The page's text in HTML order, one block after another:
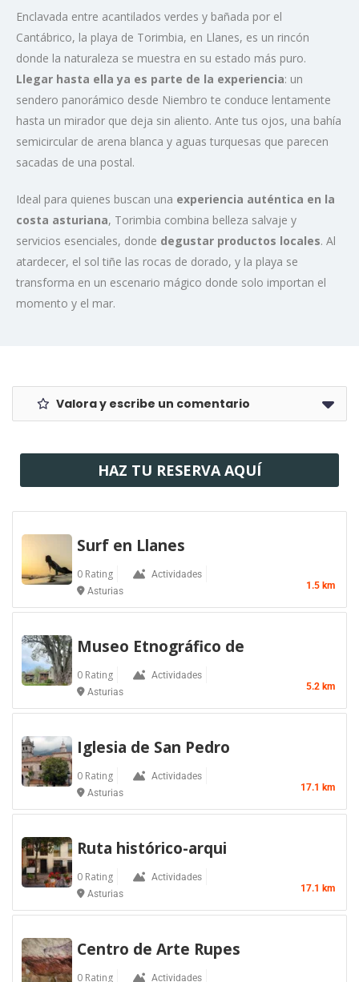
Enclavada entre acantilados verdes y bañada por el
Cantábrico, la playa de Torimbia, en Llanes, es un rincón
donde la naturaleza se muestra en su estado más puro.
Llegar hasta ella ya es parte de la experiencia: un
sendero panorámico desde Niembro te conduce lentamente
hasta un mirador que deja sin aliento. Ante tus ojos, una bahía
semicircular de arena blanca y aguas turquesas que parecen
sacadas de una postal.
Ideal para quienes buscan una experiencia auténtica en la
costa asturiana, Torimbia combina belleza salvaje y
servicios esenciales, donde degustar productos locales. Al
atardecer, el sol tiñe las rocas de dorado, y la playa se
transforma en un escenario mágico donde solo importan el
momento y el mar.
Valora y escribe un comentario
HAZ TU RESERVA AQUÍ
Surf en Llanes
0 Rating
Actividades
Asturias
1.5 km
Museo Etnográfico de
0 Rating
Actividades
Asturias
5.2 km
Iglesia de San Pedro
0 Rating
Actividades
Asturias
17.1 km
Ruta histórico-arqui
0 Rating
Actividades
Asturias
17.1 km
Centro de Arte Rupes
0 Rating
Actividades